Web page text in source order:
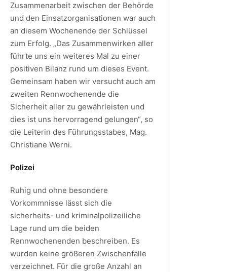
Zusammenarbeit zwischen der Behörde
und den Einsatzorganisationen war auch
an diesem Wochenende der Schlüssel
zum Erfolg. „Das Zusammenwirken aller
führte uns ein weiteres Mal zu einer
positiven Bilanz rund um dieses Event.
Gemeinsam haben wir versucht auch am
zweiten Rennwochenende die
Sicherheit aller zu gewährleisten und
dies ist uns hervorragend gelungen“, so
die Leiterin des Führungsstabes, Mag.
Christiane Werni.
Polizei
Ruhig und ohne besondere
Vorkommnisse lässt sich die
sicherheits- und kriminalpolizeiliche
Lage rund um die beiden
Rennwochenenden beschreiben. Es
wurden keine größeren Zwischenfälle
verzeichnet. Für die große Anzahl an